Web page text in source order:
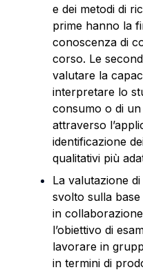
e dei metodi di
prime hanno la
conoscenza di
corso. Le
valutare la
interpretare lo
consumo o di
attraverso
identificazione
qualitativi più
La valutazione
svolto sulla
in
l’obiettivo di
lavorare in
in termini di